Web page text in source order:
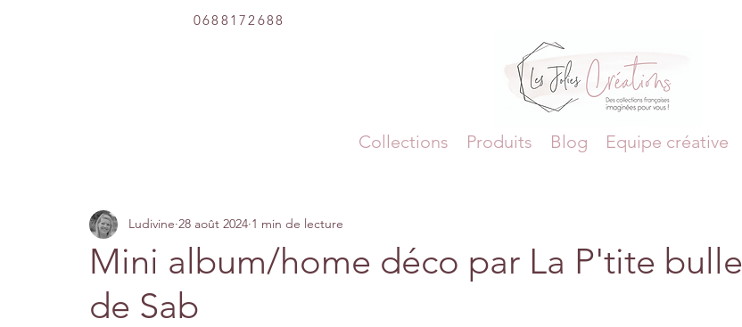
0688172688
Collections Produits Blog Equipe créative
Mini album/home déco par La P'tite bulle
de Sab
Ludivine 28 août 2024 1 min de lecture